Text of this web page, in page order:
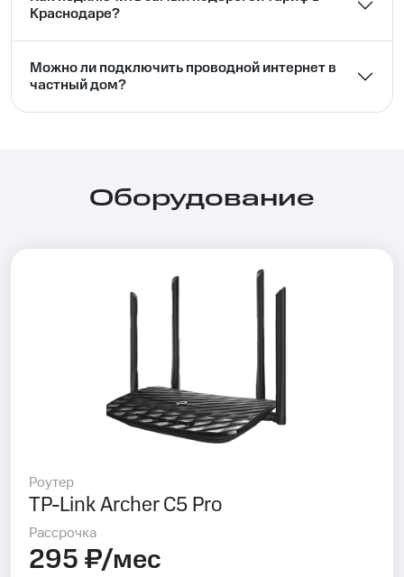
Краснодаре?
Можно ли подключить проводной интернет в
частный дом?⁣⁣
Оборудование
Роутер
TP-Link Archer C5 Pro
Рассрочка
295 ₽/мес